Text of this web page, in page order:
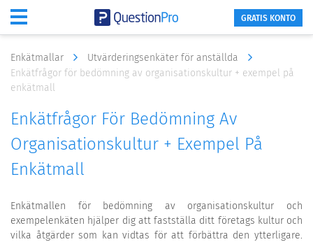
GRATIS KONTO
Enkätmallar
Utvärderingsenkäter för anställda
Enkätfrågor för bedömning av organisationskultur + exempel på
enkätmall
Enkätfrågor För Bedömning Av
Organisationskultur + Exempel På
Enkätmall
Enkätmallen för bedömning av organisationskultur och
exempelenkäten hjälper dig att fastställa ditt företags kultur och
vilka åtgärder som kan vidtas för att förbättra den ytterligare.